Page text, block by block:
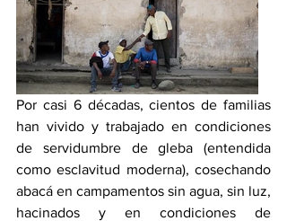
Por casi 6 décadas, cientos de familias
han vivido y trabajado en condiciones
de servidumbre de gleba (entendida
como esclavitud moderna), cosechando
abacá en campamentos sin agua, sin luz,
hacinados y en condiciones de